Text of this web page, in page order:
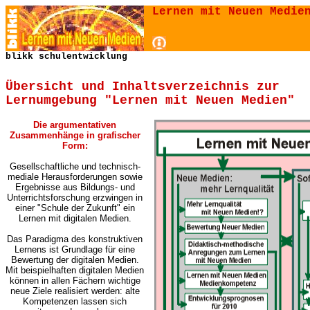
Lernen mit Neuen
blikk schulentwicklung
Übersicht und Inhaltsverzeichnis zur
Lernumgebung "Lernen mit Neuen Medien"
Die argumentativen
Zusammenhänge in grafischer
Form:
Gesellschaftliche und technisch-
mediale Herausforderungen sowie
Ergebnisse aus Bildungs- und
Unterrichtsforschung erzwingen in
einer "Schule der Zukunft" ein
Lernen mit digitalen Medien.
Das Paradigma des konstruktiven
Lernens ist Grundlage für eine
Bewertung der digitalen Medien.
Mit beispielhaften digitalen Medien
können in allen Fächern wichtige
neue Ziele realisiert werden: alte
Kompetenzen lassen sich